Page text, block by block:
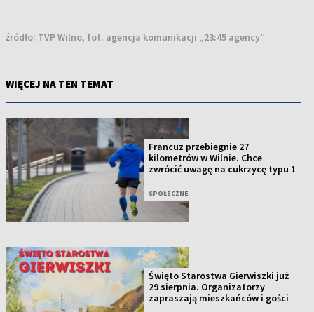
źródło: TVP Wilno, fot. agencja komunikacji „23:45 agency”
WIĘCEJ NA TEN TEMAT
Francuz przebiegnie 27
kilometrów w Wilnie. Chce
zwrócić uwagę na cukrzycę typu 1
SPOŁECZNE
Święto Starostwa Gierwiszki już
29 sierpnia. Organizatorzy
zapraszają mieszkańców i gości